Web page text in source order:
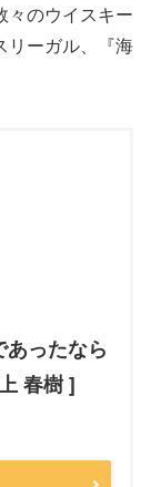
々のウイスキー
リーガル、『海
ったなら
春樹 ]